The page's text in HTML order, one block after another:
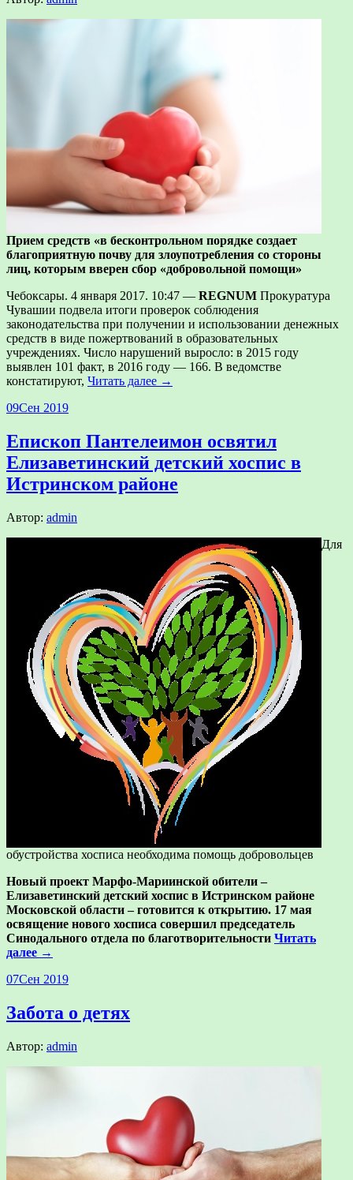
Прием средств «в бесконтрольном порядке создает
благоприятную почву для злоупотребления со стороны
лиц, которым вверен сбор «добровольной помощи»
Чебоксары. 4 января 2017. 10:47 — REGNUM Прокуратура
Чувашии подвела итоги проверок соблюдения
законодательства при получении и использовании денежных
средств в виде пожертвований в образовательных
учреждениях. Число нарушений выросло: в 2015 году
выявлен 101 факт, в 2016 году — 166. В ведомстве
констатируют, Читать далее →
09Сен 2019
Епископ Пантелеимон освятил
Елизаветинский детский хоспис в
Истринском районе
Автор: admin
Для
обустройства хосписа необходима помощь добровольцев
Новый проект Марфо-Мариинской обители –
Елизаветинский детский хоспис в Истринском районе
Московской области – готовится к открытию. 17 мая
освящение нового хосписа совершил председатель
Синодального отдела по благотворительности Читать
далее →
07Сен 2019
Забота о детях
Автор: admin